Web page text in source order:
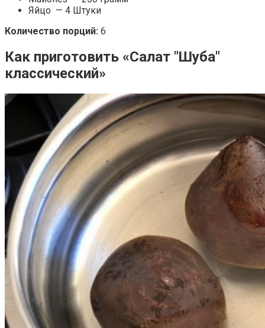
Яйцо — 4 Штуки
Количество порций: 6
Как приготовить «Салат "Шуба"
классический»